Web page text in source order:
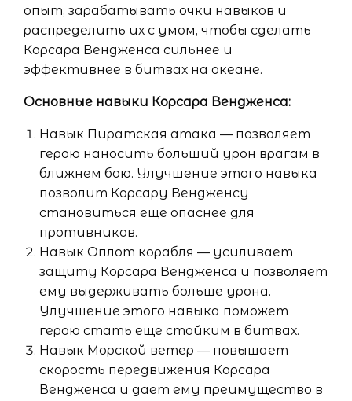
опыт, зарабатывать очки навыков и
распределить их с умом, чтобы сделать
Корсара Вендженса сильнее и
эффективнее в битвах на океане.
Основные навыки Корсара Вендженса:
Навык Пиратская атака — позволяет
герою наносить больший урон врагам в
ближнем бою. Улучшение этого навыка
позволит Корсару Вендженсу
становиться еще опаснее для
противников.
Навык Оплот корабля — усиливает
защиту Корсара Вендженса и позволяет
ему выдерживать больше урона.
Улучшение этого навыка поможет
герою стать еще стойким в битвах.
Навык Морской ветер — повышает
скорость передвижения Корсара
Вендженса и дает ему преимущество в